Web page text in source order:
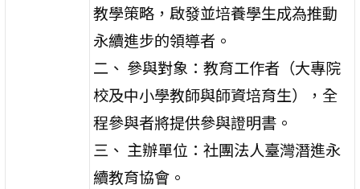
教學策略，啟發並培養學生成為推動
永續進步的領導者。
二、 參與對象：教育工作者（大專院
校及中小學教師與師資培育生），全
程參與者將提供參與證明書。
三、 主辦單位：社團法人臺灣潛進永
續教育協會。